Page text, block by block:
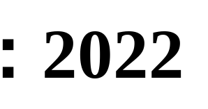
2022